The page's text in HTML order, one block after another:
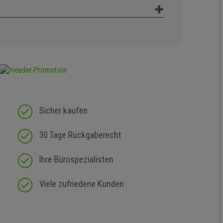
Sicher kaufen
30 Tage Rückgaberecht
Ihre Bürospezialisten
Viele zufriedene Kunden